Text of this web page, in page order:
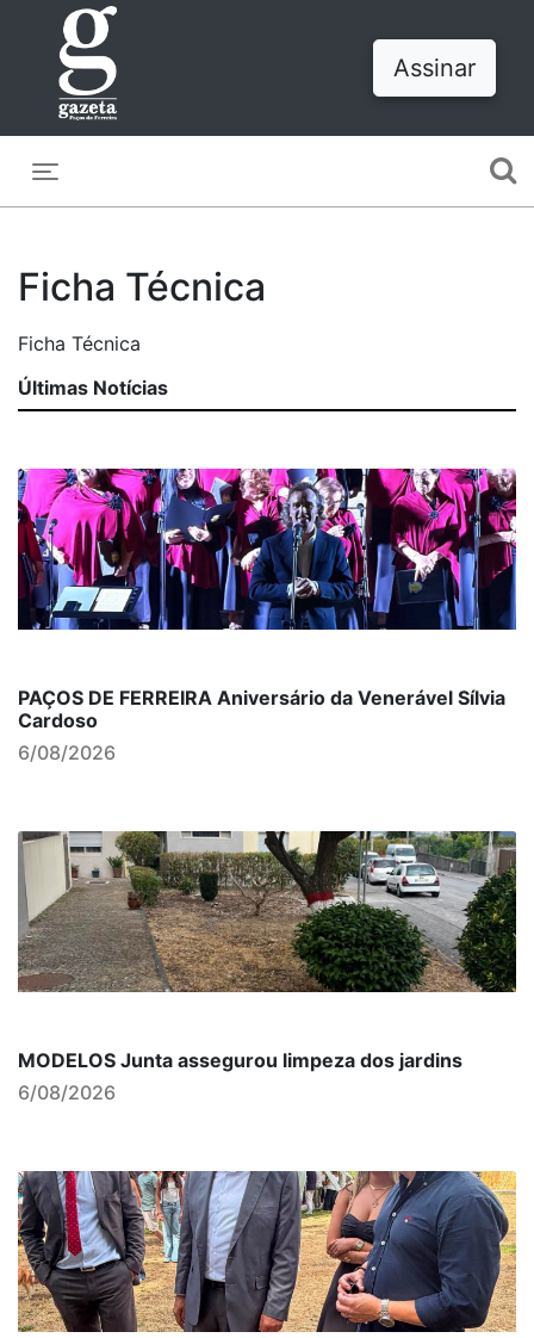
Assinar
Ficha Técnica
Ficha Técnica
Últimas Notícias
PAÇOS DE FERREIRA Aniversário da Venerável Sílvia
Cardoso
6/08/2026
MODELOS Junta assegurou limpeza dos jardins
6/08/2026